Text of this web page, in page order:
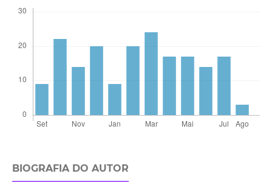
BIOGRAFIA DO AUTOR